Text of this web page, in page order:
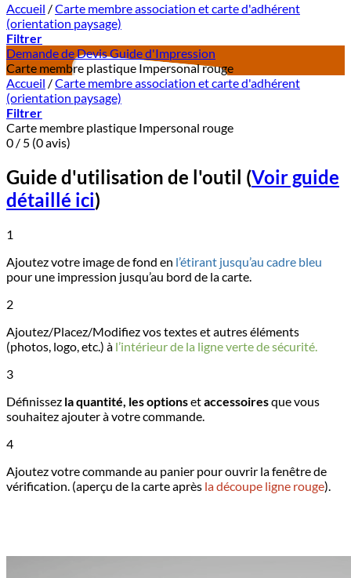
Accueil /Carte membre association et carte d'adhérent
(orientation paysage)
Filtrer
Demande de DevisGuide d'Impression
Carte membre plastique Impersonal rouge
Accueil /Carte membre association et carte d'adhérent
(orientation paysage)
Filtrer
Carte membre plastique Impersonal rouge
0 / 5 (0 avis)
Guide d'utilisation de l'outil (Voir guide
détaillé ici)
1
Ajoutez votre image de fond en l’étirant jusqu’au cadre bleu
pour une impression jusqu’au bord de la carte.
2
Ajoutez/Placez/Modifiez vos textes et autres éléments
(photos, logo, etc.) à l’intérieur de la ligne verte de sécurité.
3
Définissez la quantité, les optionsetaccessoiresque vous
souhaitez ajouter à votre commande.
4
Ajoutez votre commande au panier pour ouvrir la fenêtre de
vérification. (aperçu de la carte après la découpe ligne rouge).